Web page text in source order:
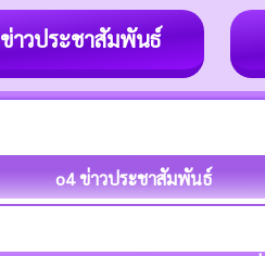
ข่าวประชาสัมพันธ์
o4 ข่าวประชาสัมพันธ์